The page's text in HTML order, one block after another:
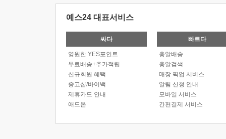
예스24 대표서비스
싸다
영원한 YES포인트
무료배송+추가적립
신규회원 혜택
중고샵/바이백
제휴카드 안내
애드온
빠르다
총알배송
총알검색
매장 픽업 서비스
알림 신청 안내
모바일 서비스
간편결제 서비스